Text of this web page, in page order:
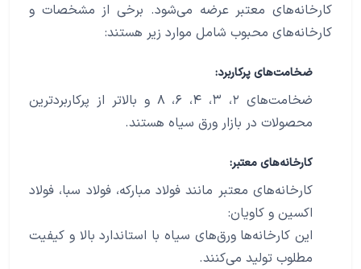
کارخانه‌های معتبر عرضه می‌شود. برخی از مشخصات و
کارخانه‌های محبوب شامل موارد زیر هستند:
ضخامت‌های پرکاربرد:
ضخامت‌های ۲، ۳، ۴، ۶، ۸ و بالاتر از پرکاربردترین
محصولات در بازار ورق سیاه هستند.
کارخانه‌های معتبر:
کارخانه‌های معتبر مانند فولاد مبارکه، فولاد سبا، فولاد
اکسین و کاویان:
این کارخانه‌ها ورق‌های سیاه با استاندارد بالا و کیفیت
مطلوب تولید می‌کنند.